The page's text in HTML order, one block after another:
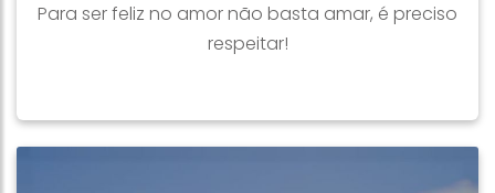
Para ser feliz no amor não basta amar, é preciso
respeitar!